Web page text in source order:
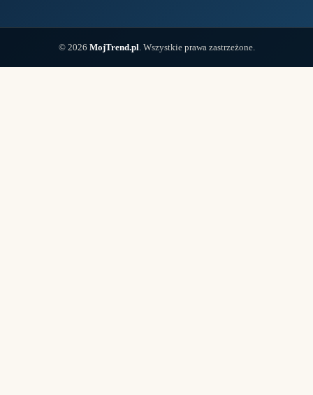
© 2026 MojTrend.pl . Wszystkie prawa zastrzeżone.